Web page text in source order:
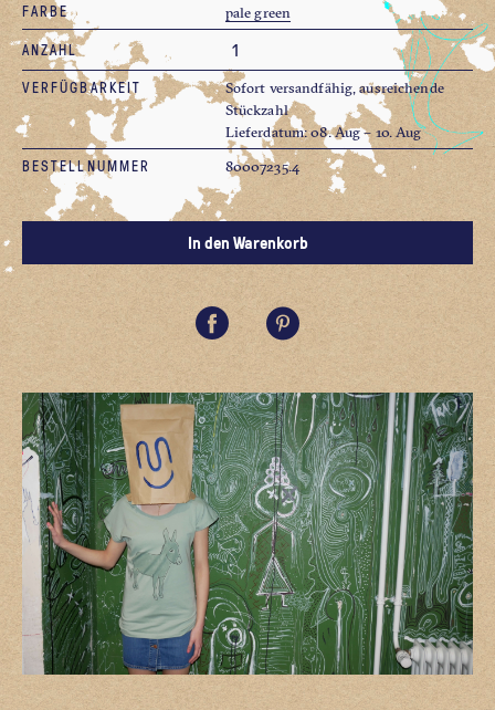
FARBE pale green
ANZAHL
VERFÜGBARKEIT
Sofort versandfähig, ausreichende
Stückzahl
Lieferdatum: 08. Aug – 10. Aug
BESTELLNUMMER 80007235.4